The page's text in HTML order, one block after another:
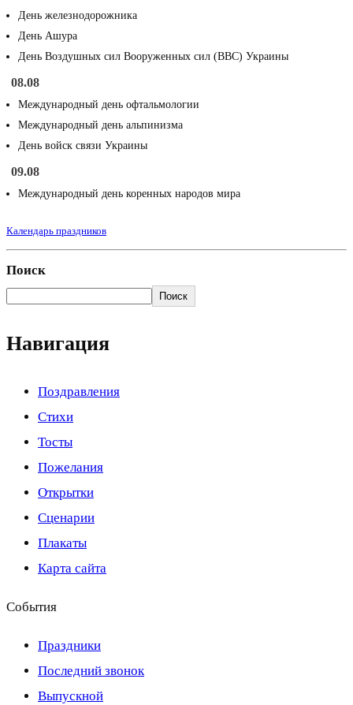
День железнодорожника
День Ашура
День Воздушных сил Вооруженных сил (ВВС) Украины
08.08
Международный день офтальмологии
Международный день альпинизма
День войск связи Украины
09.08
Международный день коренных народов мира
Календарь праздников
Поиск
Поиск
Навигация
Поздравления
Стихи
Тосты
Пожелания
Открытки
Сценарии
Плакаты
Карта сайта
События
Праздники
Последний звонок
Выпускной